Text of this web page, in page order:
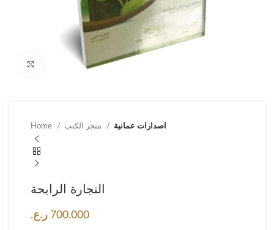
Click to enlarge
Home اصدارات عمانية
التجارة الرابحة
700.000 ر.ع.